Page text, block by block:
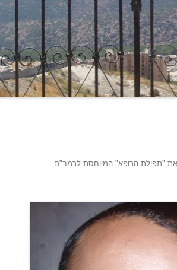
את "תפילת הרופא" המיוחסת לרמב"ם.